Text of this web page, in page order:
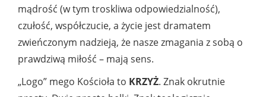
mądrość (w tym troskliwa odpowiedzialność),
czułość, współczucie, a życie jest dramatem
zwieńczonym nadzieją, że nasze zmagania z sobą o
prawdziwą miłość – mają sens.
„Logo” mego Kościoła to KRZYŻ. Znak okrutnie